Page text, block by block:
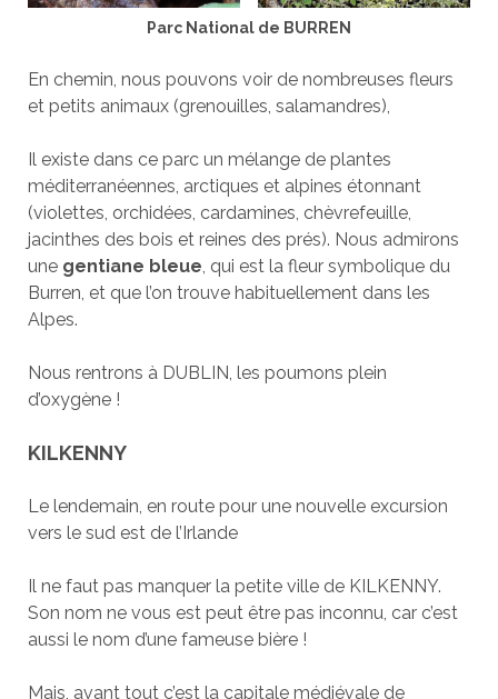
Parc National de BURREN
En chemin, nous pouvons voir de nombreuses fleurs
et petits animaux (grenouilles, salamandres),
Il existe dans ce parc un mélange de plantes
méditerranéennes, arctiques et alpines étonnant
(violettes, orchidées, cardamines, chèvrefeuille,
jacinthes des bois et reines des prés). Nous admirons
une gentiane bleue , qui est la fleur symbolique du
Burren, et que l’on trouve habituellement dans les
Alpes.
Nous rentrons à DUBLIN, les poumons plein
d’oxygène !
KILKENNY
Le lendemain, en route pour une nouvelle excursion
vers le sud est de l’Irlande
Il ne faut pas manquer la petite ville de KILKENNY.
Son nom ne vous est peut être pas inconnu, car c’est
aussi le nom d’une fameuse bière !
Mais, avant tout c’est la capitale médiévale de